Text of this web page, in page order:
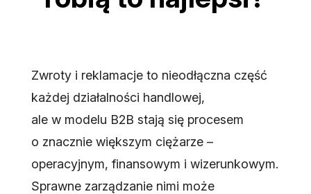
Zwroty i reklamacje to nieodłączna część
każdej działalności handlowej,
ale w modelu B2B stają się procesem
o znacznie większym ciężarze –
operacyjnym, finansowym i wizerunkowym.
Sprawne zarządzanie nimi może